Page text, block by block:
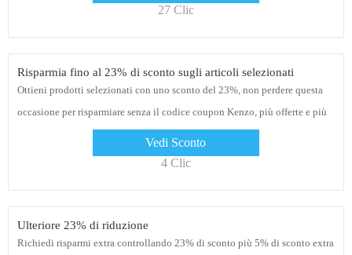
27 Clic
Risparmia fino al 23% di sconto sugli articoli selezionati
Ottieni prodotti selezionati con uno sconto del 23%, non perdere questa
occasione per risparmiare senza il codice coupon Kenzo, più offerte e più
Vedi Sconto
4 Clic
Ulteriore 23% di riduzione
Richiedi risparmi extra controllando 23% di sconto più 5% di sconto extra